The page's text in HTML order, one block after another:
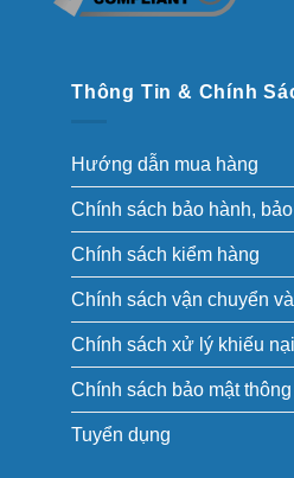
Thông Tin & Chính
Hướng dẫn mua hàng
Chính sách bảo hành,
Chính sách kiểm hàng
Chính sách vận chuyển
Chính sách xử lý khiếu nại
Chính sách bảo mật thông
Tuyển dụng